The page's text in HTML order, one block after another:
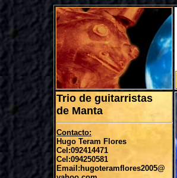
Trio de guitarristas
de Manta
Contacto:
Hugo Teram Flores
Cel:092414471
Cel:094250581
Email:hugoteramflores2005@